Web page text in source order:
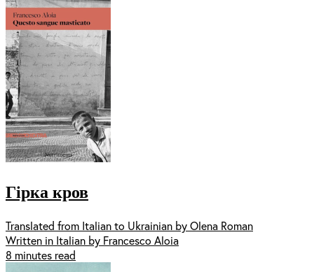
Гірка кров
Translated from Italian to Ukrainian by Olena Roman
Written in Italian by Francesco Aloia
8 minutes read